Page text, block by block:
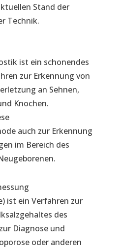
Stand der
Technik.
ist ein schonendes
zur Erkennung von
an Sehnen,
Knochen.
auch zur Erkennung
im Bereich des
ist ein Verfahren zur
des
Diagnose und
oder anderen